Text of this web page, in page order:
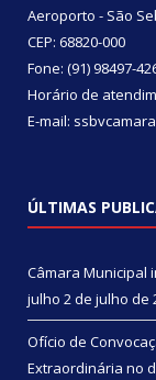
Aeroporto - São
CEP: 68820-000
Fone: (91) 98497-
Horário de
E-mail:
ÚLTIMAS
Câmara Municipal
julho 2 de julho de
Ofício de
Extraordinária no